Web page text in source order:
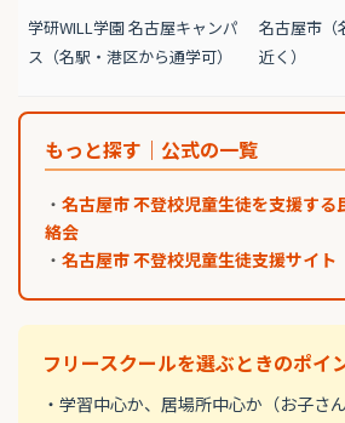
学研WILL学園 名古屋キャンパ
ス（名駅・港区から通学可）
名古屋市（
近く）
もっと探す｜公式の一覧
・ 名古屋市 不登校児童生徒を支援する
絡会
・ 名古屋市 不登校児童生徒支援サイト
フリースクールを選ぶときのポイ
・学習中心か、居場所中心か（お子さん